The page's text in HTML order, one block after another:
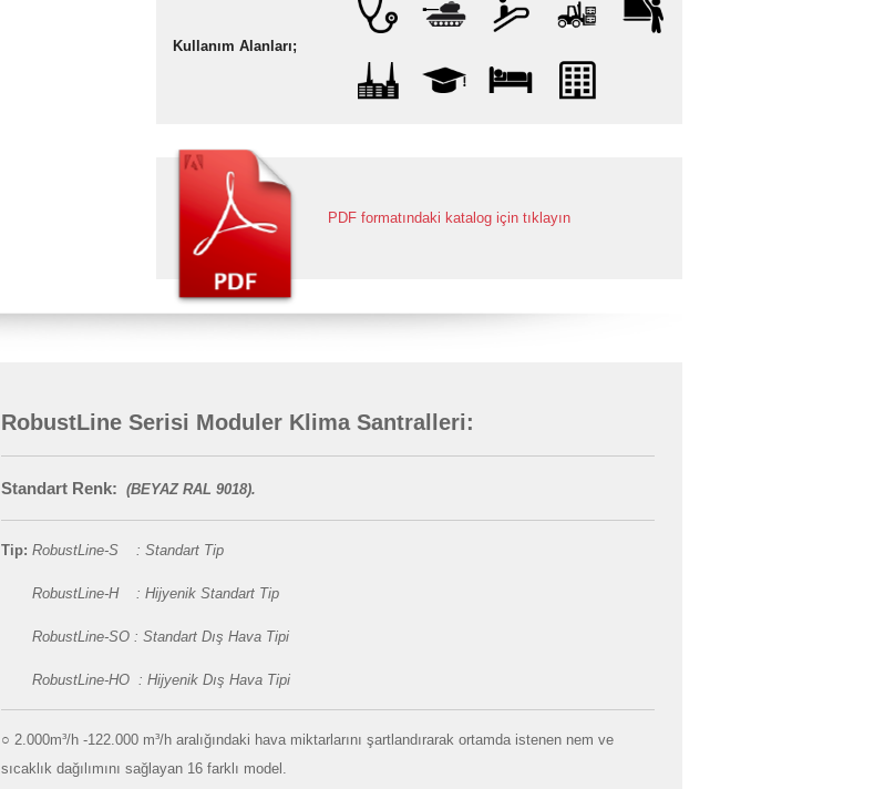
Kullanım Alanları;
PDF formatındaki katalog için tıklayın
RobustLine Serisi Moduler Klima Santralleri:
Standart Renk: (BEYAZ RAL 9018).
Tip: RobustLine-S : Standart Tip
RobustLine-H : Hijyenik Standart Tip
RobustLine-SO : Standart Dış Hava Tipi
RobustLine-HO : Hijyenik Dış Hava Tipi
○ 2. 000m³/h -122.000 m³/h aralığındaki hava miktarlarını şartlandırarak ortamda istenen nem ve
sıcaklık dağılımını sağlayan 16 farklı model.